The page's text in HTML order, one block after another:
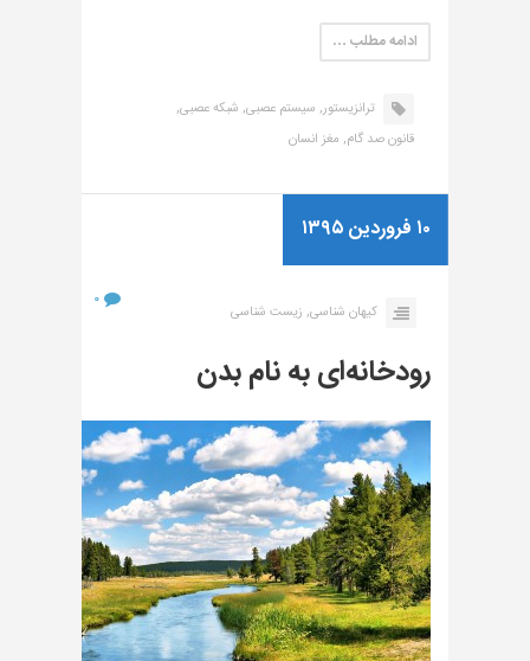
ادامه مطلب …
ترانزیستور, سیستم عصبی, شبکه عصبی,
قانون صد گام, مغز انسان
۱۰ فروردین ۱۳۹۵
کیهان شناسی, زیست شناسی
۰
رودخانه‌ای به نام بدن